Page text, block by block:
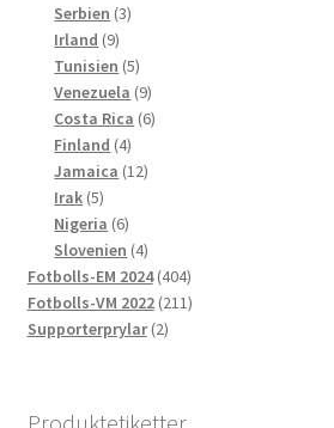
Serbien 33
Irland 99
produkter
Tunisien 55
produkter
Venezuela 99
produkter
Costa Rica 66
Finland 44
produkter
Jamaica 1212
Irak 55
produkter
Nigeria 66
produkter
Slovenien 44
produkter
Fotbolls-EM 2024 404404
produkter
Fotbolls-VM 2022 211211
Supporterprylar 22